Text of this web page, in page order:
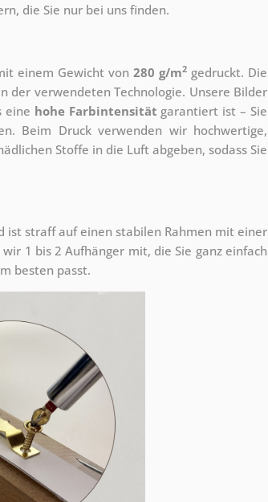
die Sie nur bei uns finden.
einem Gewicht von 280 g/m2 gedruckt. Die
verwendeten Technologie. Unsere Bilder
eine hohe Farbintensität garantiert ist – Sie
Beim Druck verwenden wir hochwertige,
Stoffe in die Luft abgeben, sodass Sie
ist straff auf einen stabilen Rahmen mit einer
1 bis 2 Aufhänger mit, die Sie ganz einfach
besten passt.